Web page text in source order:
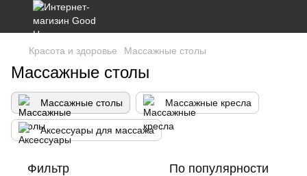
Красота и здоровье Массажные столы
Массажные столы
Массажные столы Массажные кресла
Аксессуары для массажа
Фильтр По популярности